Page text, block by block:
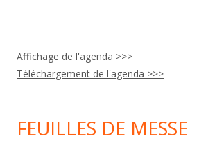
Affichage de l'agenda >>>
Téléchargement de l'agenda >>>
FEUILLES DE MESSE